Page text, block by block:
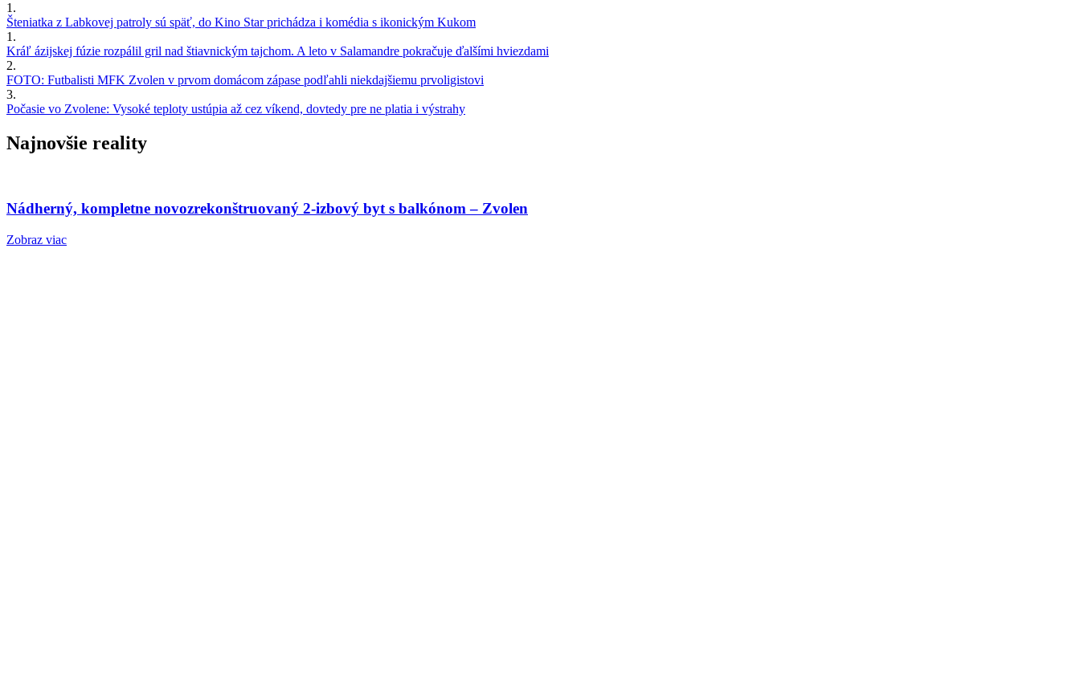
1.
Šteniatka z Labkovej patroly sú späť, do Kino Star prichádza i komédia s ikonickým Kukom
1.
Kráľ ázijskej fúzie rozpálil gril nad štiavnickým tajchom. A leto v Salamandre pokračuje ďalšími hviezdami
2.
FOTO: Futbalisti MFK Zvolen v prvom domácom zápase podľahli niekdajšiemu prvoligistovi
3.
Počasie vo Zvolene: Vysoké teploty ustúpia až cez víkend, dovtedy pre ne platia i výstrahy
Najnovšie reality
Nádherný, kompletne novozrekonštruovaný 2-izbový byt s balkónom – Zvolen
Zobraz viac